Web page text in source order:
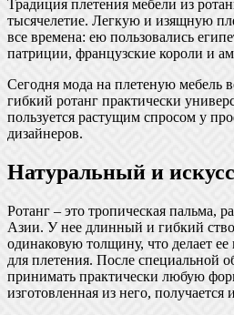
Традиция плетения мебели из
тысячелетие. Легкую и изящную
все времена: ею пользовались
патриции, французские короли и
Сегодня мода на плетеную мебель
гибкий ротанг практически
пользуется растущим спросом у
дизайнеров.
Натуральный и
Ротанг – это тропическая пальма,
Азии. У нее длинный и гибкий
одинаковую толщину, что делает
для плетения. После специальной
принимать практически любую
изготовленная из него,